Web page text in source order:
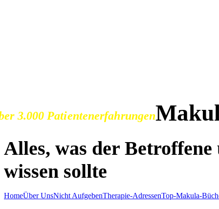
3.000 Patientenerfahrungen
Alles, was der
wissen sollte
HomeÜber UnsNicht AufgebenTherapie-AdressenTop-Makula-